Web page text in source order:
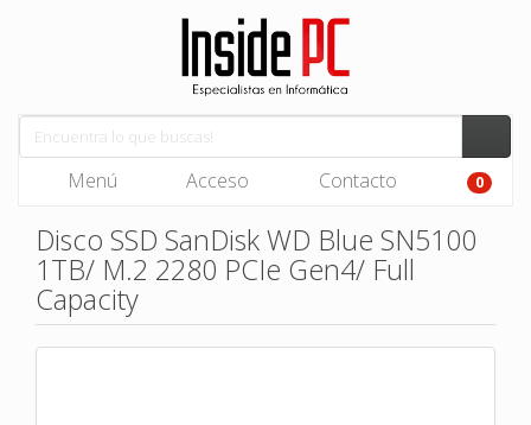
Menú Acceso Contacto 0
Disco SSD SanDisk WD Blue SN5100
1TB/ M.2 2280 PCIe Gen4/ Full
Capacity